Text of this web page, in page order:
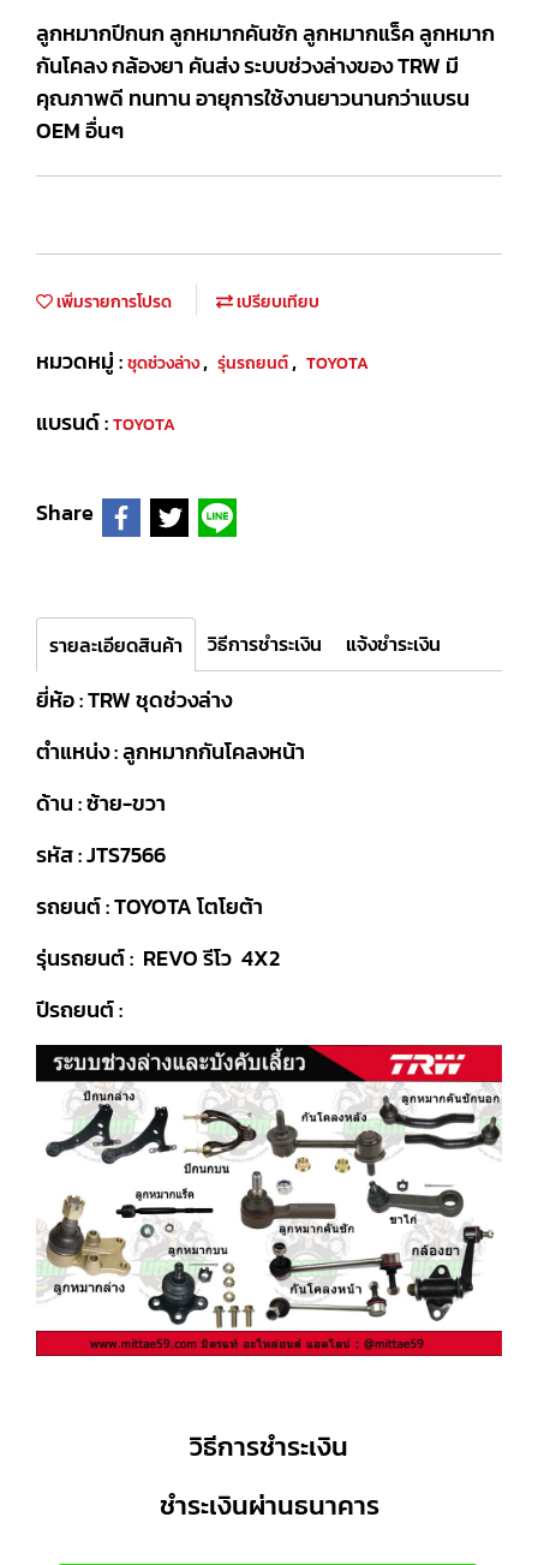
ลูกหมากปีกนก ลูกหมากคันชัก ลูกหมากแร็ค ลูกหมาก
กันโคลง กล้องยา คันส่ง ระบบช่วงล่างของ TRW มี
คุณภาพดี ทนทาน อายุการใช้งานยาวนานกว่าแบรน
OEM อื่นๆ
เพิ่มรายการโปรด เปรียบเทียบ
หมวดหมู่ :ชุดช่วงล่าง, รุ่นรถยนต์, TOYOTA
แบรนด์ :TOYOTA
Share
รายละเอียดสินค้า วิธีการชำระเงิน แจ้งชำระเงิน
ยี่ห้อ : TRW ชุดช่วงล่าง
ตำแหน่ง : ลูกหมากกันโคลงหน้า
ด้าน : ซ้าย-ขวา
รหัส : JTS7566
รถยนต์ : TOYOTA โตโยต้า
รุ่นรถยนต์ : REVO รีโว 4X2
ปีรถยนต์ :
วิธีการชำระเงิน
ชำระเงินผ่านธนาคาร